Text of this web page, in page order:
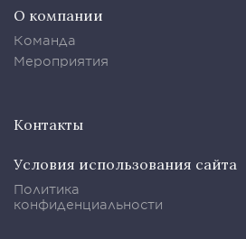
О компании
Команда
Мероприятия
Контакты
Условия использования сайта
Политика
конфиденциальности